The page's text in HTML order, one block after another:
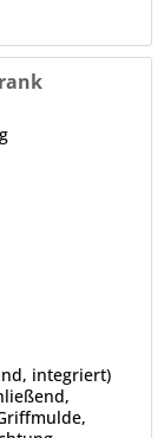
integriert)